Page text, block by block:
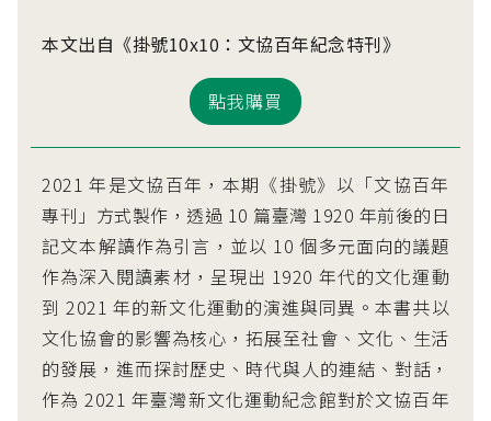
本文出自《掛號10x10：文協百年紀念特刊》
點我購買
2021 年是文協百年，本期《掛號》以「文協百年
專刊」方式製作，透過 10 篇臺灣 1920 年前後的日
記文本解讀作為引言，並以 10 個多元面向的議題
作為深入閱讀素材，呈現出 1920 年代的文化運動
到 2021 年的新文化運動的演進與同異。本書共以
文化協會的影響為核心，拓展至社會、文化、生活
的發展，進而探討歷史、時代與人的連結、對話，
作為 2021 年臺灣新文化運動紀念館對於文協百年